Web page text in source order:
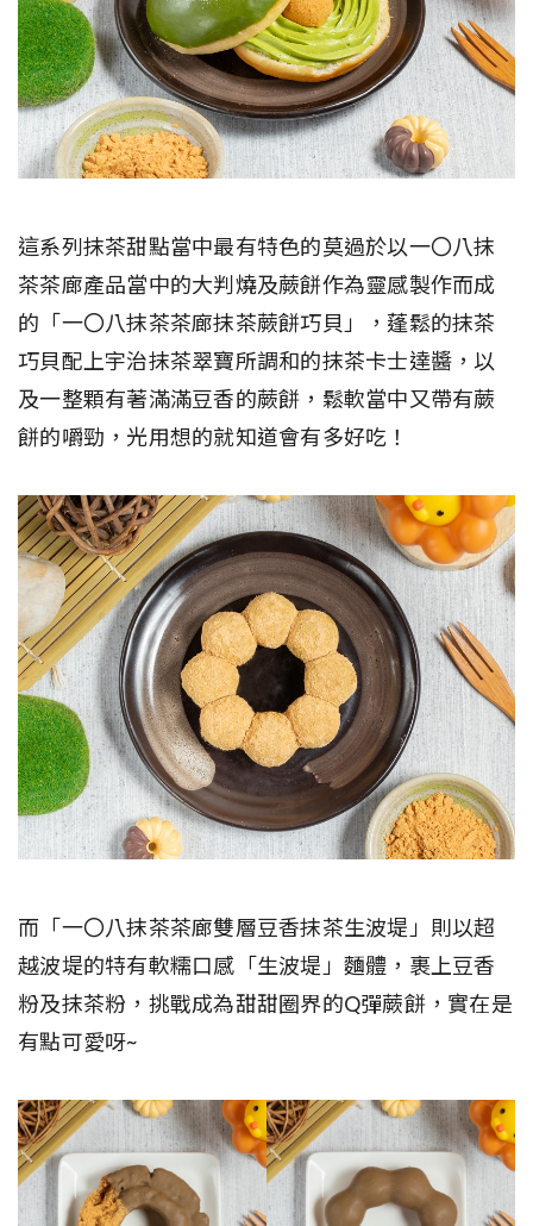
這系列抹茶甜點當中最有特色的莫過於以一〇八抹
茶茶廊產品當中的大判燒及蕨餅作為靈感製作而成
的「一〇八抹茶茶廊抹茶蕨餅巧貝」，蓬鬆的抹茶
巧貝配上宇治抹茶翠寶所調和的抹茶卡士達醬，以
及一整顆有著滿滿豆香的蕨餅，鬆軟當中又帶有蕨
餅的嚼勁，光用想的就知道會有多好吃！
而「一〇八抹茶茶廊雙層豆香抹茶生波堤」則以超
越波堤的特有軟糯口感「生波堤」麵體，裹上豆香
粉及抹茶粉，挑戰成為甜甜圈界的Q彈蕨餅，實在是
有點可愛呀~